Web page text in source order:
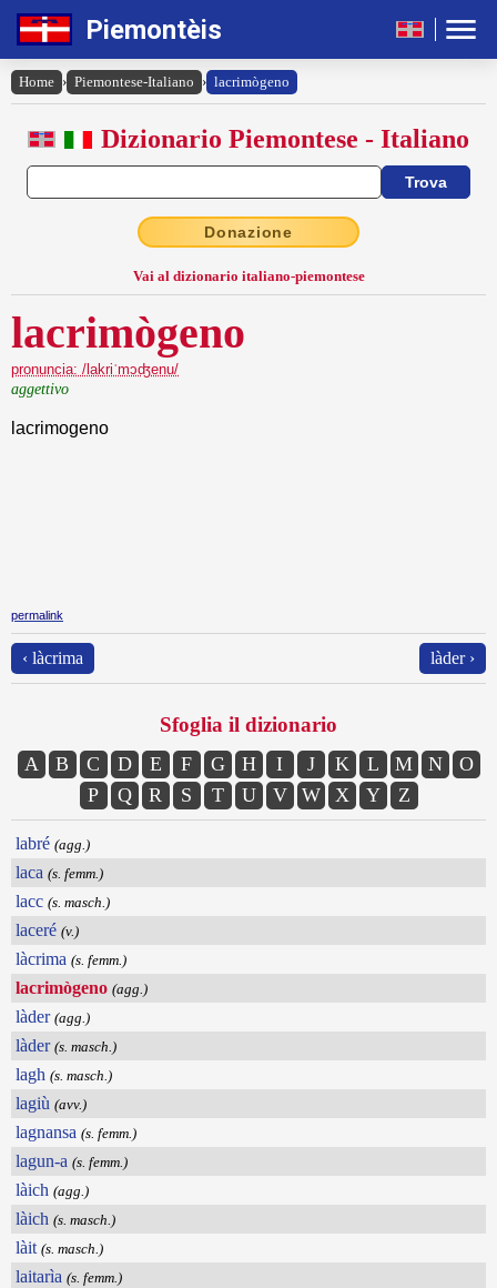
Piemontèis
Home › Piemontese-Italiano › lacrimògeno
Dizionario Piemontese - Italiano
Donazione
Vai al dizionario italiano-piemontese
lacrimògeno
pronuncia: /lakriˈmɔʤenu/
aggettivo
lacrimogeno
permalink
‹ làcrima làder ›
Sfoglia il dizionario
A B C D E F G H I J K L M N
O
P
Q R S T U V W X Y Z
labré (agg.)
laca (s. femm.)
lacc (s. masch.)
laceré (v.)
làcrima (s. femm.)
lacrimògeno (agg.)
làder (agg.)
làder (s. masch.)
lagh (s. masch.)
lagiù (avv.)
lagnansa (s. femm.)
lagun-a (s. femm.)
làich (agg.)
làich (s. masch.)
làit (s. masch.)
laitarìa (s. femm.)